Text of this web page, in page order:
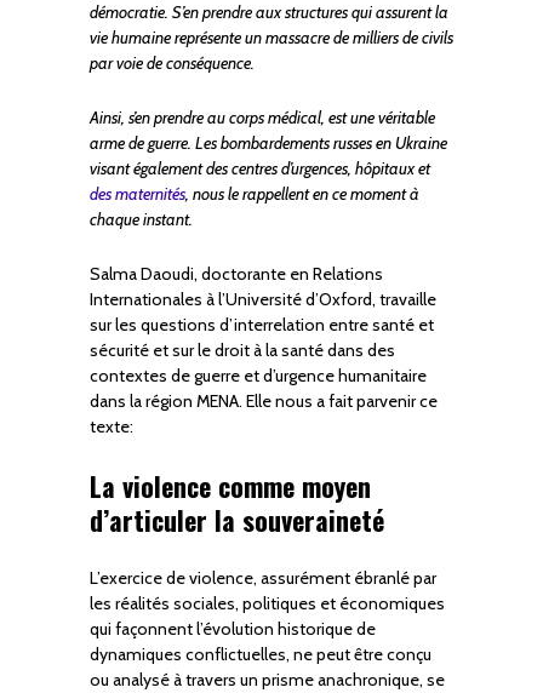
démocratie. S’en prendre aux structures qui assurent la
vie humaine représente un massacre de milliers de civils
par voie de conséquence.
Ainsi, s’en prendre au corps médical, est une véritable
arme de guerre. Les bombardements russes en Ukraine
visant également des centres d’urgences, hôpitaux et
des maternités, nous le rappellent en ce moment à
chaque instant.
Salma Daoudi, doctorante en Relations
Internationales à l’Université d’Oxford, travaille
sur les questions d’interrelation entre santé et
sécurité et sur le droit à la santé dans des
contextes de guerre et d’urgence humanitaire
dans la région MENA. Elle nous a fait parvenir ce
texte:
La violence comme moyen
d’articuler la souveraineté
L’exercice de violence, assurément ébranlé par
les réalités sociales, politiques et économiques
qui façonnent l’évolution historique de
dynamiques conflictuelles, ne peut être conçu
ou analysé à travers un prisme anachronique, se